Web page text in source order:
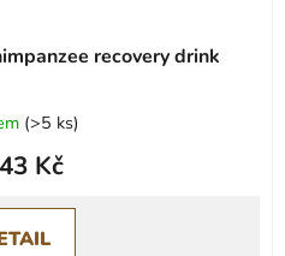
recovery drink
(>5 ks)
43 Kč